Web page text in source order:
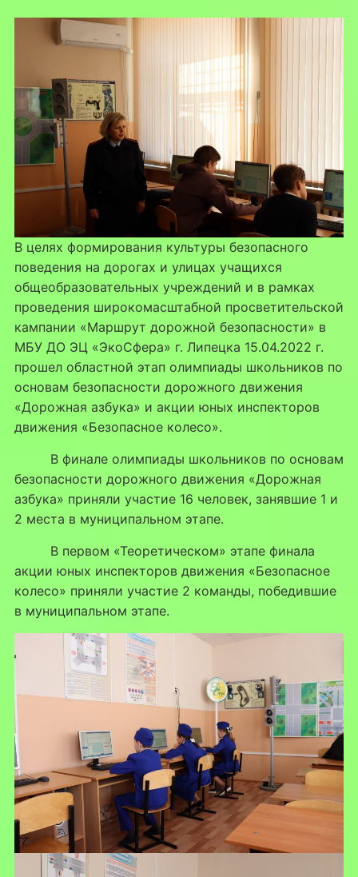
В целях формирования культуры безопасного
поведения на дорогах и улицах учащихся
общеобразовательных учреждений и в рамках
проведения широкомасштабной просветительской
кампании «Маршрут дорожной безопасности» в
МБУ ДО ЭЦ «ЭкоСфера» г. Липецка 15.04.2022 г.
прошел областной этап олимпиады школьников по
основам безопасности дорожного движения
«Дорожная азбука» и акции юных инспекторов
движения «Безопасное колесо».
В финале олимпиады школьников по основам
безопасности дорожного движения «Дорожная
азбука» приняли участие 16 человек, занявшие 1 и
2 места в муниципальном этапе.
В первом «Теоретическом» этапе финала
акции юных инспекторов движения «Безопасное
колесо» приняли участие 2 команды, победившие
в муниципальном этапе.